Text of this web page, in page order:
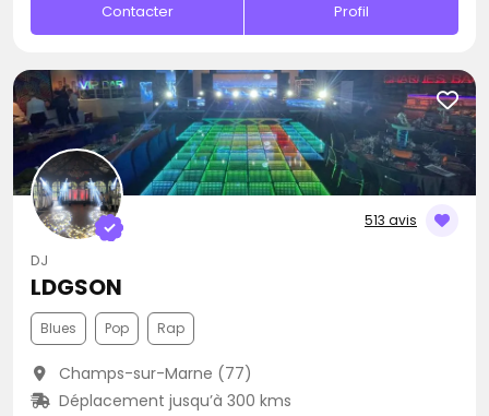
Contacter Profil
513 avis
DJ
LDGSON
Blues Pop Rap
Champs-sur-Marne (77)
Déplacement jusqu’à 300 kms